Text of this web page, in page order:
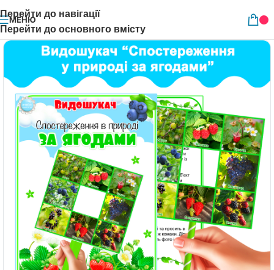
Перейти до навігації
Перейти до основного вмісту
МЕНЮ